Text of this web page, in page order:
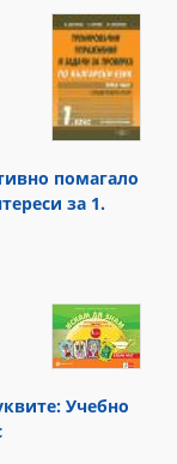
помагало
за 1.
Учебно